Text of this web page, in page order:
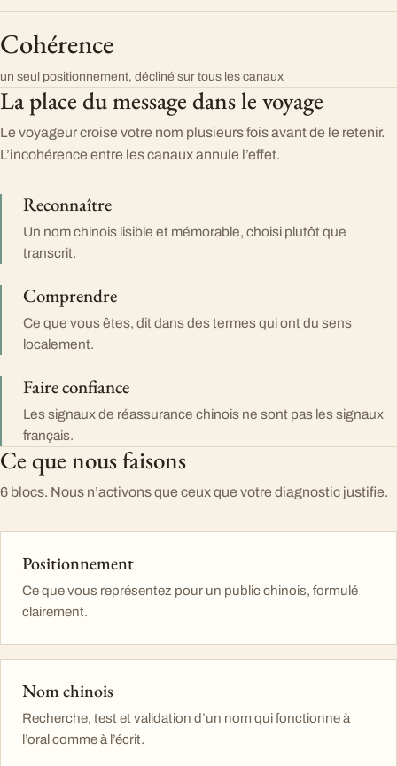
Cohérence
un seul positionnement, décliné sur tous les canaux
La place du message dans le voyage
Le voyageur croise votre nom plusieurs fois avant de le retenir.
L’incohérence entre les canaux annule l’effet.
Reconnaître
Un nom chinois lisible et mémorable, choisi plutôt que
transcrit.
Comprendre
Ce que vous êtes, dit dans des termes qui ont du sens
localement.
Faire confiance
Les signaux de réassurance chinois ne sont pas les signaux
français.
Ce que nous faisons
6 blocs. Nous n’activons que ceux que votre diagnostic justifie.
Positionnement
Ce que vous représentez pour un public chinois, formulé
clairement.
Nom chinois
Recherche, test et validation d’un nom qui fonctionne à
l’oral comme à l’écrit.